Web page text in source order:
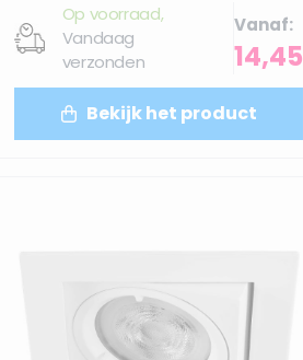
Op voorraad,
Vandaag
verzonden
Vanaf
14,45
Bekijk het product